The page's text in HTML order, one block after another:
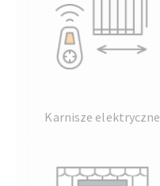
Karnisze elektryczne